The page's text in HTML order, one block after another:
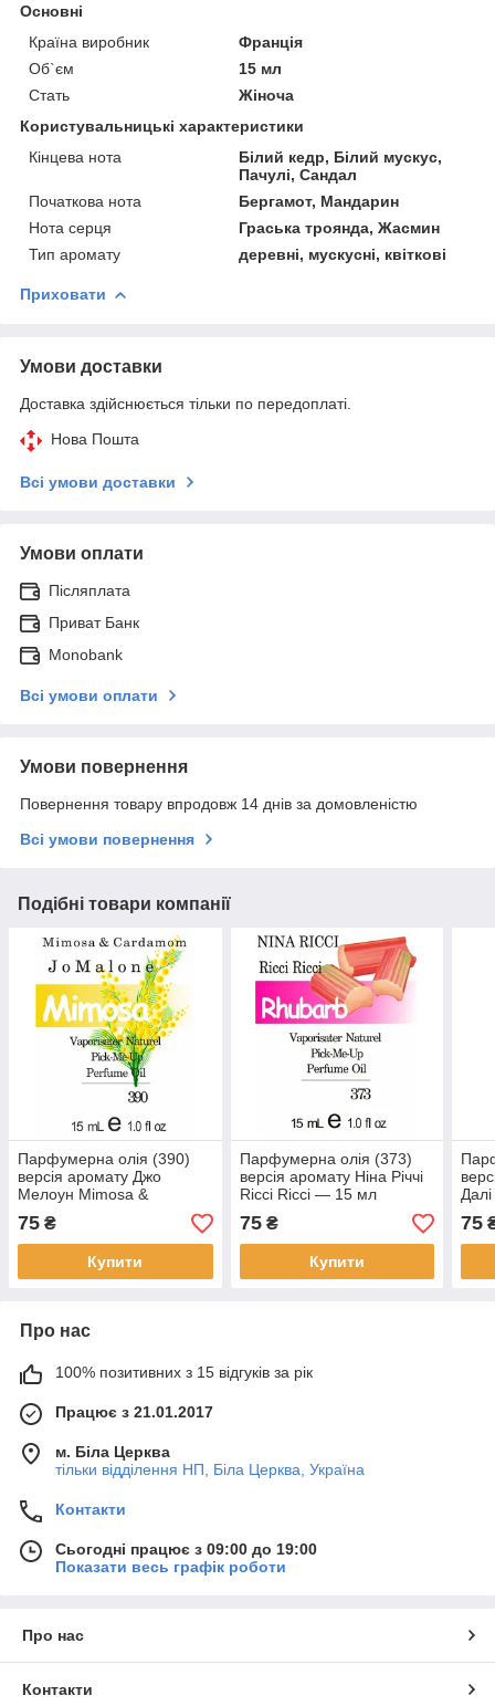
Основні
Країна виробник
Франція
Об`єм
15 мл
Стать
Жіноча
Користувальницькі характеристики
Кінцева нота
Білий кедр, Білий мускус,
Пачулі, Сандал
Початкова нота
Бергамот, Мандарин
Нота серця
Граська троянда, Жасмин
Тип аромату
деревні, мускусні, квіткові
Приховати
Умови доставки
Доставка здійснюється тільки по передоплаті.
Нова Пошта
Всі умови доставки
Умови оплати
Післяплата
Приват Банк
Monobank
Всі умови оплати
Умови повернення
Повернення товару впродовж 14 днів за домовленістю
Всі умови повернення
Подібні товари компанії
Парфумерна олія (390)
версія аромату Джо
Мелоун Mimosa &
Cardamom — 15 мл
композит у ролоні
75 ₴
Купити
Парфумерна олія (373)
версія аромату Ніна Річчі
Ricci Ricci — 15 мл
композит у ролоні
75₴
Купити
75
Про нас
100% позитивних з 15 відгуків за рік
Працює з 21.01.2017
м. Біла Церква
тільки відділення НП, Біла Церква, Україна
Контакти
Сьогодні працює з 09:00 до 19:00
Показати весь графік роботи
Про нас
Контакти